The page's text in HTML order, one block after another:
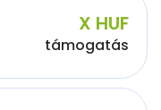
X HUF
támogatás